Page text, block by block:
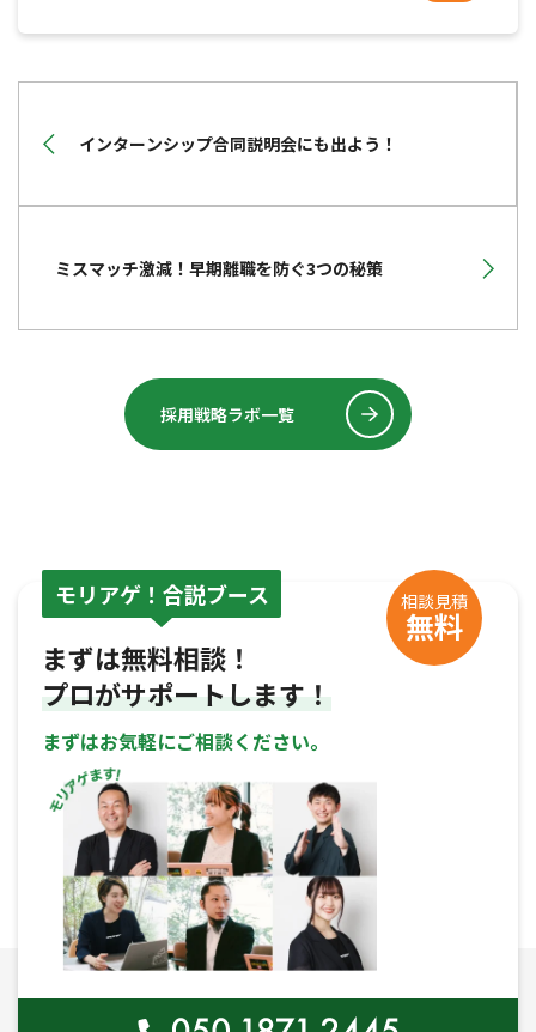
インターンシップ合同説明会にも出よう！
ミスマッチ激減！早期離職を防ぐ3つの秘策
採用戦略ラボ一覧
モリアゲ！合説ブース 相談見積
無料
まずは無料相談！
プロがサポートします！
まずはお気軽にご相談ください。